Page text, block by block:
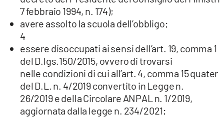
7 febbraio 1994, n. 174);
avere assolto la scuola dell’obbligo;
4
essere disoccupati ai sensi dell’art. 19, comma 1
del D.lgs.150/2015, ovvero di trovarsi
nelle condizioni di cui all’art. 4, comma 15 quater
del D.L. n. 4/2019 convertito in Legge n.
26/2019 e della Circolare ANPAL n. 1/2019,
aggiornata dalla legge n. 234/2021;